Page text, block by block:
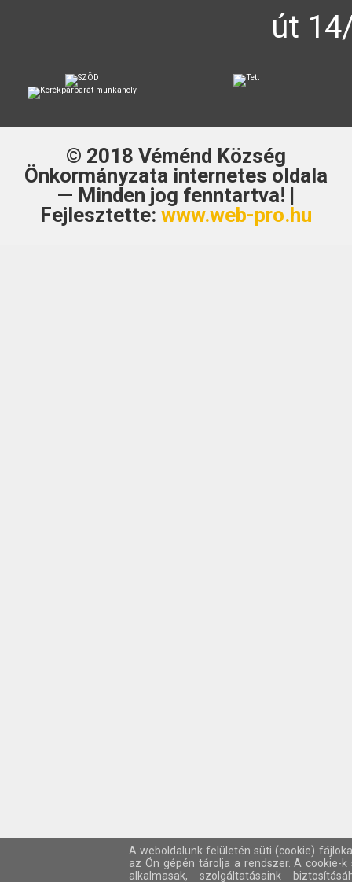
út
© 2018 Véménd Község
Önkormányzata internetes oldala
— Minden jog fenntartva! |
Fejlesztette: www.web-pro.hu
A weboldalunk felületén süti (cookie)
az Ön gépén tárolja a rendszer. A cookie-
alkalmasak, szolgáltatásaink